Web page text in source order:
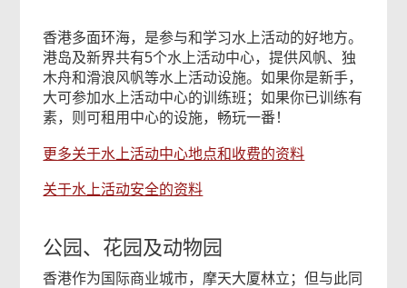
香港多面环海，是参与和学习水上活动的好地方。
港岛及新界共有5个水上活动中心，提供风帆、独
木舟和滑浪风帆等水上活动设施。如果你是新手，
大可参加水上活动中心的训练班；如果你已训练有
素，则可租用中心的设施，畅玩一番！
更多关于水上活动中心地点和收费的资料
关于水上活动安全的资料
公园、花园及动物园
香港作为国际商业城市，摩天大厦林立；但与此同